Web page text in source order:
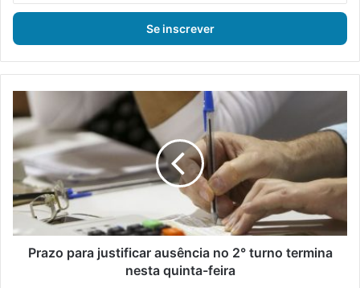
s
r
a
e
u
e
n
d
e
e
r
a
z
o
p
a
a
Prazo para justificar ausência no 2° turno termina
nesta quinta-feira